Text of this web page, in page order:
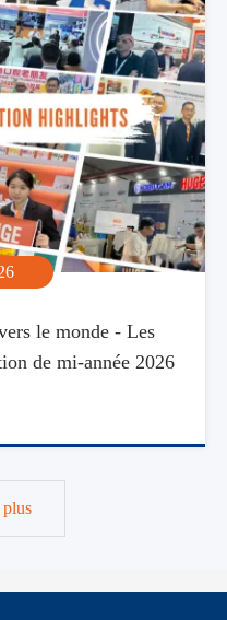
le monde - Les
de mi-année 2026